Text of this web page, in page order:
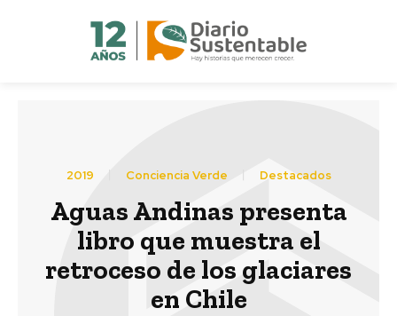
2019 Conciencia Verde Destacados
Aguas Andinas presenta
libro que muestra el
retroceso de los glaciares
en Chile